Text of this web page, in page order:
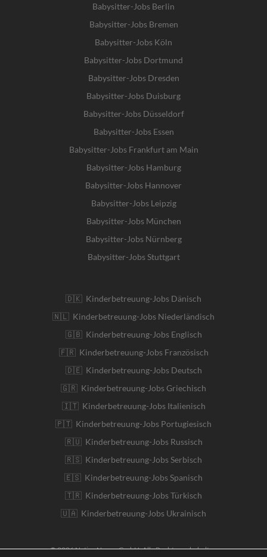
Babysitter-Jobs Berlin
Babysitter-Jobs Bremen
Babysitter-Jobs Köln
Babysitter-Jobs Dortmund
Babysitter-Jobs Dresden
Babysitter-Jobs Duisburg
Babysitter-Jobs Düsseldorf
Babysitter-Jobs Essen
Babysitter-Jobs Frankfurt am Main
Babysitter-Jobs Hamburg
Babysitter-Jobs Hannover
Babysitter-Jobs Leipzig
Babysitter-Jobs München
Babysitter-Jobs Nürnberg
Babysitter-Jobs Stuttgart
🇩🇰 Kinderbetreuung-Jobs Dänisch
🇳🇱 Kinderbetreuung-Jobs Niederländisch
🇬🇧 Kinderbetreuung-Jobs Englisch
🇫🇷 Kinderbetreuung-Jobs Französisch
🇩🇪 Kinderbetreuung-Jobs Deutsch
🇬🇷 Kinderbetreuung-Jobs Griechisch
🇮🇹 Kinderbetreuung-Jobs Italienisch
🇵🇹 Kinderbetreuung-Jobs Portugiesisch
🇷🇺 Kinderbetreuung-Jobs Russisch
🇷🇸 Kinderbetreuung-Jobs Serbisch
🇪🇸 Kinderbetreuung-Jobs Spanisch
🇹🇷 Kinderbetreuung-Jobs Türkisch
🇺🇦 Kinderbetreuung-Jobs Ukrainisch
© 2026 Native Nanny GmbH. Alle Rechte vorbehalten